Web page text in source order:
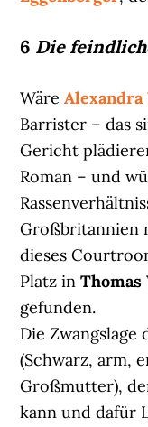
6 Die
Wäre
Barrister – das
Gericht
Roman – und
Großbritannien
dieses
Platz inThomas
gefunden.
Die Zwangslage
(Schwarz, arm,
Großmutter),
kann und dafür